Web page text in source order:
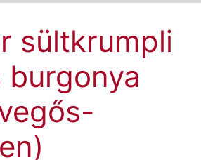
sültkrumpli
burgonya